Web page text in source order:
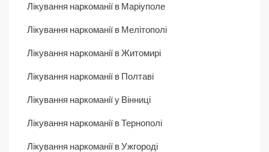
Лікування наркоманії в Маріуполе
Лікування наркоманії в Мелітополі
Лікування наркоманії в Житомирі
Лікування наркоманії в Полтаві
Лікування наркоманії у Вінниці
Лікування наркоманії в Тернополі
Лікування наркоманії в Ужгороді